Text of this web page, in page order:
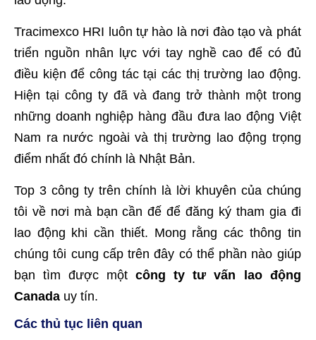
Tracimexco HRI luôn tự hào là nơi đào tạo và phát
triển nguồn nhân lực với tay nghề cao để có đủ
điều kiện để công tác tại các thị trường lao động.
Hiện tại công ty đã và đang trở thành một trong
những doanh nghiệp hàng đầu đưa lao động Việt
Nam ra nước ngoài và thị trường lao động trọng
điểm nhất đó chính là Nhật Bản.
Top 3 công ty trên chính là lời khuyên của chúng
tôi về nơi mà bạn cần đế để đăng ký tham gia đi
lao động khi cần thiết. Mong rằng các thông tin
chúng tôi cung cấp trên đây có thể phần nào giúp
bạn tìm được mộtcông ty tư vấn lao động
Canada uy tín.
Các thủ tục liên quan